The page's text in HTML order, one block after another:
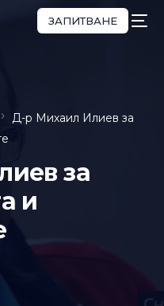
ЗАПИТВАНЕ
Д-р Михаил Илиев за
за
и